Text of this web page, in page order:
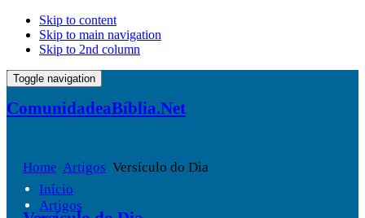
Skip to content
Skip to main navigation
Skip to 2nd column
Toggle navigation
ComunidadeaBíblia.Net
Início
Artigos
Home Artigos Versículo do Dia